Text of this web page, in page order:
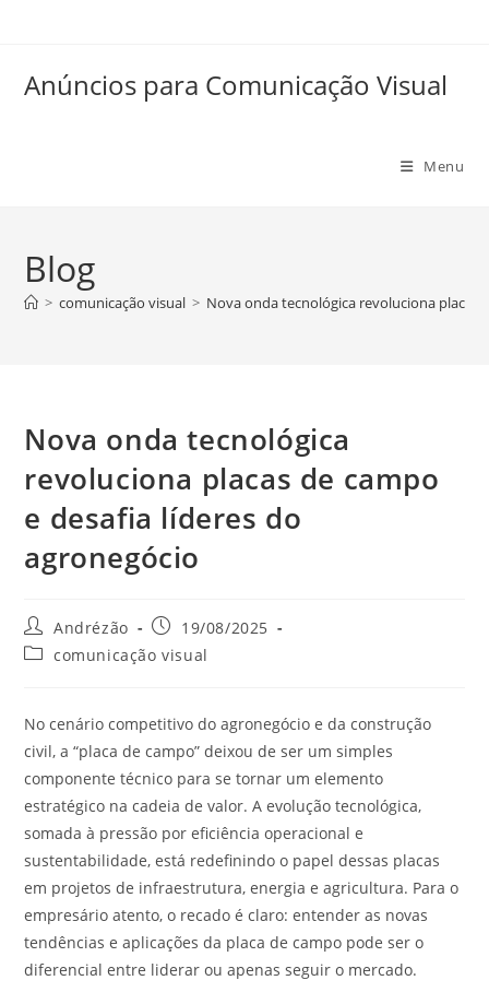
Anúncios para Comunicação Visual
Menu
Blog
> comunicação visual > Nova onda tecnológica revoluciona placas
Nova onda tecnológica
revoluciona placas de campo
e desafia líderes do
agronegócio
Andrézão
19/08/2025
comunicação visual
No cenário competitivo do agronegócio e da construção
civil, a “placa de campo” deixou de ser um simples
componente técnico para se tornar um elemento
estratégico na cadeia de valor. A evolução tecnológica,
somada à pressão por eficiência operacional e
sustentabilidade, está redefinindo o papel dessas placas
em projetos de infraestrutura, energia e agricultura. Para o
empresário atento, o recado é claro: entender as novas
tendências e aplicações da placa de campo pode ser o
diferencial entre liderar ou apenas seguir o mercado.